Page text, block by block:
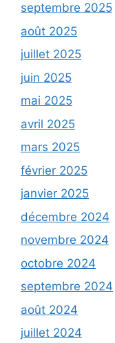
septembre 2025
août 2025
juillet 2025
juin 2025
mai 2025
avril 2025
mars 2025
février 2025
janvier 2025
décembre 2024
novembre 2024
octobre 2024
septembre 2024
août 2024
juillet 2024